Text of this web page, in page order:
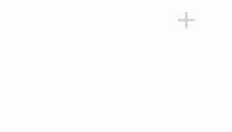
+